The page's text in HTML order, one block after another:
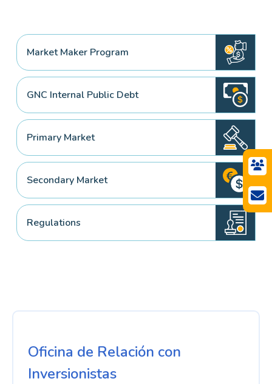
Market Maker Program
GNC Internal Public Debt
Primary Market
Secondary Market
Regulations
Oficina de Relación con
Inversionistas